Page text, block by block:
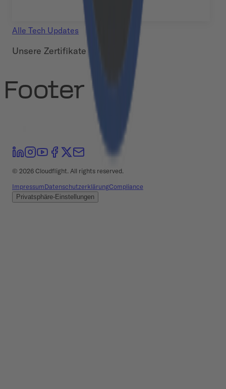
Alle Tech Updates
Unsere Zertifikate
Footer
© 2026Cloudflight. All rights reserved.
ImpressumDatenschutzerklärungCompliance
Privatsphäre-Einstellungen